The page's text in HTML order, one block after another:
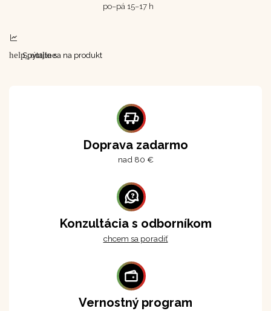
po–⁠⁠⁠⁠⁠⁠pá 15–17 h
help_outline
Spýtajte sa na produkt
Doprava zadarmo
nad 80 €
Konzultácia s odborníkom
chcem sa poradiť
Vernostný program